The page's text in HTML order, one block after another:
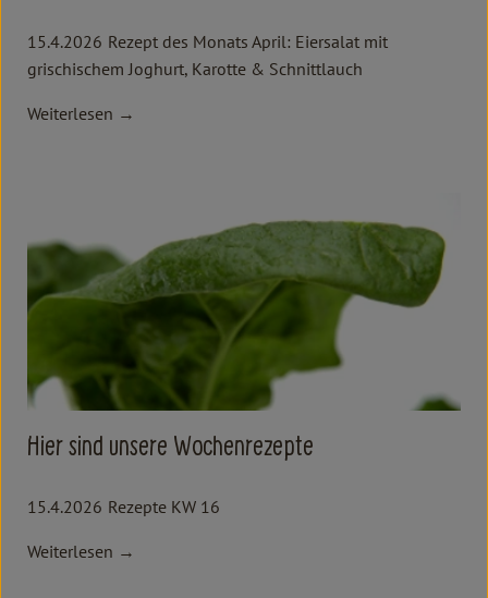
15.4.2026 Rezept des Monats April: Eiersalat mit
grischischem Joghurt, Karotte & Schnittlauch
Weiterlesen →
Hier sind unsere Wochenrezepte
15.4.2026 Rezepte KW 16
Weiterlesen →